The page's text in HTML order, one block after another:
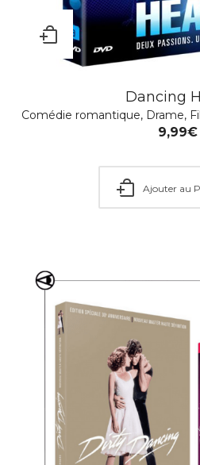
Dancing
Comédie romantique, Drame,
9,99€
Ajouter au